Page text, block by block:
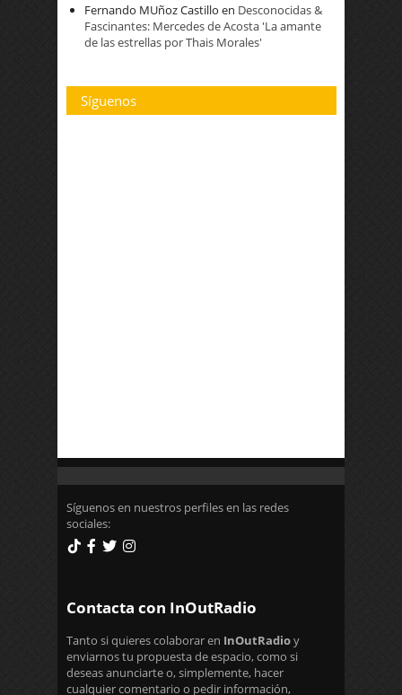
Fernando MUñoz Castillo en Desconocidas &
Fascinantes: Mercedes de Acosta 'La amante
de las estrellas por Thais Morales'
Síguenos
Síguenos en nuestros perfiles en las redes
sociales:
Contacta con InOutRadio
Tanto si quieres colaborar en InOutRadioy
enviarnos tu propuesta de espacio, como si
deseas anunciarte o, simplemente, hacer
cualquier comentario o pedir información,